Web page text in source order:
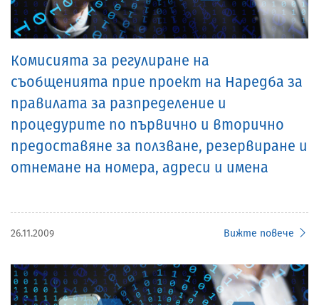
Комисията за регулиране на
съобщенията прие проект на Наредба за
правилата за разпределение и
процедурите по първично и вторично
предоставяне за ползване, резервиране и
отнемане на номера, адреси и имена
26.11.2009 Вижте повече